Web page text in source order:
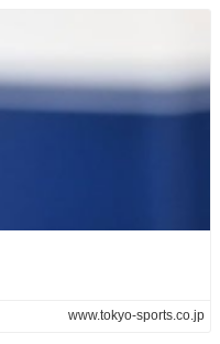
www.tokyo-sports.co.jp